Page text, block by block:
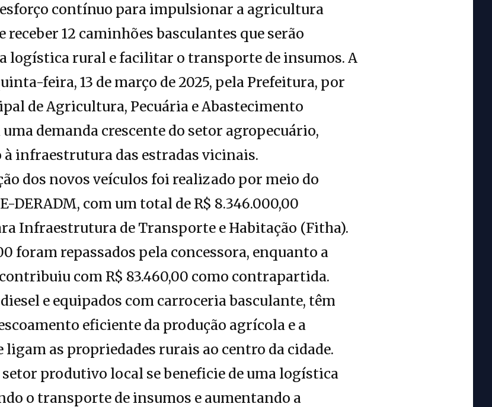
contínuo para impulsionar a agricultura
receber 12 caminhões basculantes que serão
logística rural e facilitar o transporte de insumos. A
feira, 13 de março de 2025, pela Prefeitura, por
de Agricultura, Pecuária e Abastecimento
demanda crescente do setor agropecuário,
à infraestrutura das estradas vicinais.
dos novos veículos foi realizado por meio do
DERADM, com um total de R$ 8.346.000,00
Infraestrutura de Transporte e Habitação (Fitha).
foram repassados pela concessora, enquanto a
com R$ 83.460,00 como contrapartida.
e equipados com carroceria basculante, têm
eficiente da produção agrícola e a
ligam as propriedades rurais ao centro da cidade.
setor produtivo local se beneficie de uma logística
o transporte de insumos e aumentando a